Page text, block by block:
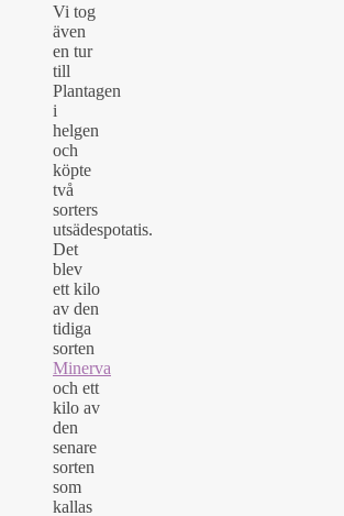
Vi tog
även
en tur
till
Plantagen
i
helgen
och
köpte
två
sorters
utsädespotatis.
Det
blev
ett kilo
av den
tidiga
sorten
Minerva
och ett
kilo av
den
senare
sorten
som
kallas